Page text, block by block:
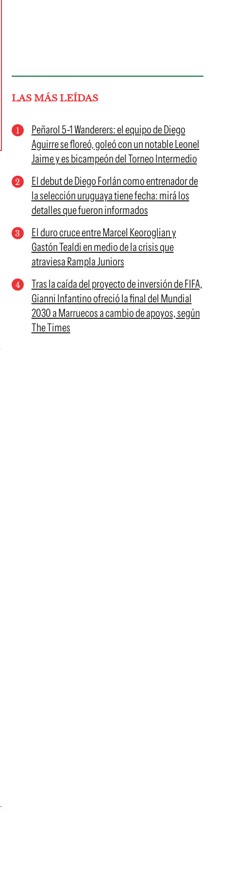
LAS MÁS LEÍDAS
Peñarol 5-1 Wanderers: el equipo de Diego
Aguirre se floreó, goleó con un notable Leonel
Jaime y es bicampeón del Torneo Intermedio
El debut de Diego Forlán como entrenador de
la selección uruguaya tiene fecha: mirá los
detalles que fueron informados
El duro cruce entre Marcel Keoroglian y
Gastón Tealdi en medio de la crisis que
atraviesa Rampla Juniors
Tras la caída del proyecto de inversión de FIFA,
Gianni Infantino ofreció la final del Mundial
2030 a Marruecos a cambio de apoyos, según
The Times